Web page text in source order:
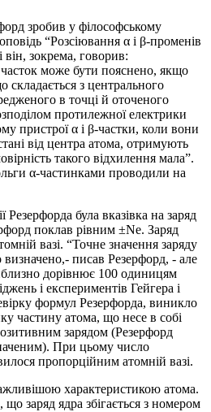
зробив у філософському
“Розсіювання α і β-променів
він, зокрема, говорив:
може бути пояснено, якщо
з центрального
в точці й оточеного
протилежної електрики
пристрої α і β-частки, коли вони
від центра атома, отримують
такого відхилення мала”.
α-частинками проводили на
була вказівка на заряд
поклав рівним ±Ne. Заряд
вазі. “Точне значення заряду
визначено,- писав Резерфорд, - але
дорівнює 100 одиницям
і експериментів Гейгера і
формул Резерфорда, виникло
частину атома, що несе в собі
зарядом (Резерфорд
При цьому число
пропорційним атомній вазі.
характеристикою атома.
заряд ядра збігається з номером